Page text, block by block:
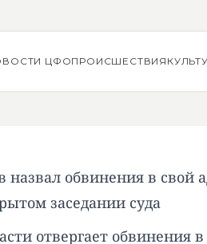
ЦФОПРОИСШЕСТВИЯ
обвинения в свой
заседании суда
отвергает обвинения